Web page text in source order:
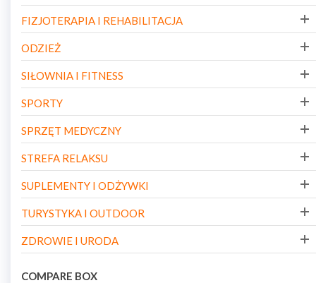
FIZJOTERAPIA I REHABILITACJA
ODZIEŻ
SIŁOWNIA I FITNESS
SPORTY
SPRZĘT MEDYCZNY
STREFA RELAKSU
SUPLEMENTY I ODŻYWKI
TURYSTYKA I OUTDOOR
ZDROWIE I URODA
COMPARE BOX